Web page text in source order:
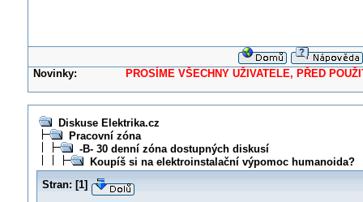
Novinky: PROSÍME VŠECHNY UŽIVATELE, PŘED
Diskuse Elektrika.cz
Pracovní zóna
-B- 30 denní zóna dostupných diskusí
Koupíš si na elektroinstalační výpomoc humanoida?
Stran: [1]